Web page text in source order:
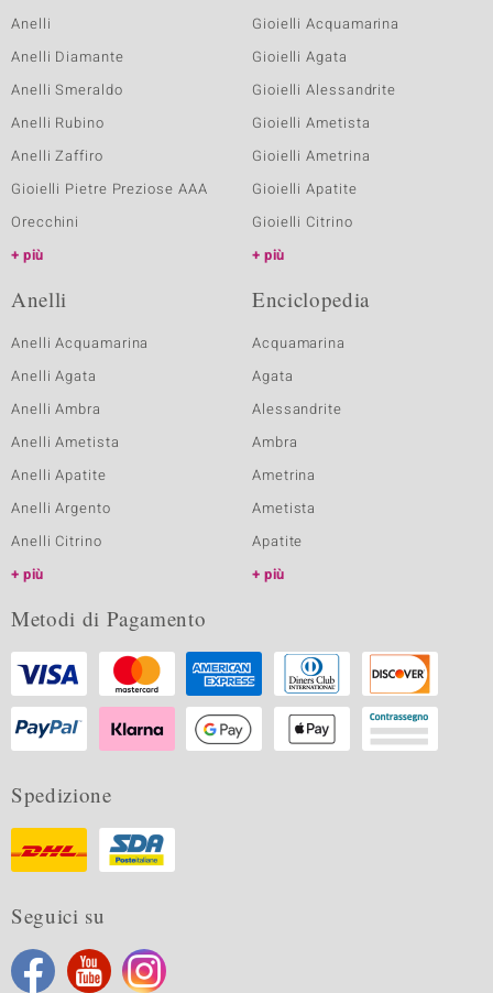
Anelli
Anelli Diamante
Anelli Smeraldo
Anelli Rubino
Anelli Zaffiro
Gioielli Pietre Preziose AAA
Orecchini
più
Gioielli Acquamarina
Gioielli Agata
Gioielli Alessandrite
Gioielli Ametista
Gioielli Ametrina
Gioielli Apatite
Gioielli Citrino
più
Anelli
Anelli Acquamarina
Anelli Agata
Anelli Ambra
Anelli Ametista
Anelli Apatite
Anelli Argento
Anelli Citrino
più
Enciclopedia
Acquamarina
Agata
Alessandrite
Ambra
Ametrina
Ametista
Apatite
più
Metodi di Pagamento
Spedizione
Seguici su